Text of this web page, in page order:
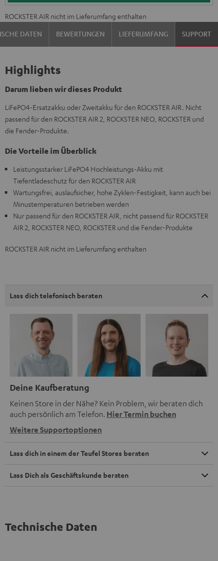
ROCKSTER AIR nicht im Lieferumfang enthalten
DATEN
BEWERTUNGEN LIEFERUMFANG SUPPORT
Highlights
Darum lieben wir dieses Produkt
LiFePO4-Ersatzakku oder Zweitakku für den ROCKSTER AIR. Nicht
passend für den ROCKSTER AIR 2, ROCKSTER NEO, ROCKSTER und
die Fender-Produkte.
Die Vorteile im Überblick
Leistungsstarker LiFePO4 Hochleistungs-Akku mit
Tiefentladeschutz für den ROCKSTER AIR
Wartungsfrei, auslaufsicher, hohe Zyklen-Festigkeit, kann auch bei
Minustemperaturen betrieben werden
Nur passend für den ROCKSTER AIR, nicht passend für ROCKSTER
AIR 2, ROCKSTER NEO, ROCKSTER und die Fender-Produkte
ROCKSTER AIR nicht im Lieferumfang enthalten
Lass dich telefonisch beraten
Deine Kaufberatung
Keinen Store in der Nähe? Kein Problem, wir beraten dich
auch persönlich am Telefon. Hier Termin buchen
Weitere Supportoptionen
Lass dich in einem der Teufel Stores beraten
Lass Dich als Geschäftskunde beraten
Technische Daten